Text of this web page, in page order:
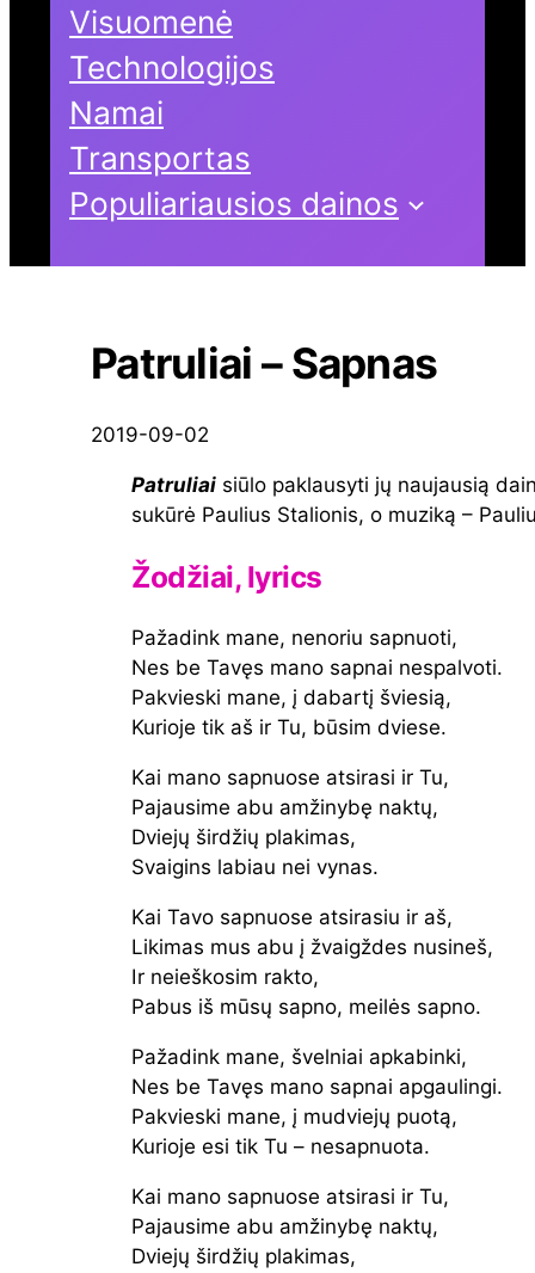
Visuomenė
Technologijos
Namai
Transportas
Populiariausios dainos
Patruliai – Sapnas
2019-09-02
Patruliai siūlo paklausyti jų naujausią
sukūrė Paulius Stalionis, o muziką –
Žodžiai, lyrics
Pažadink mane, nenoriu sapnuoti,
Nes be Tavęs mano sapnai nespalvoti.
Pakvieski mane, į dabartį šviesią,
Kurioje tik aš ir Tu, būsim dviese.
Kai mano sapnuose atsirasi ir Tu,
Pajausime abu amžinybę naktų,
Dviejų širdžių plakimas,
Svaigins labiau nei vynas.
Kai Tavo sapnuose atsirasiu ir aš,
Likimas mus abu į žvaigždes nusineš,
Ir neieškosim rakto,
Pabus iš mūsų sapno, meilės sapno.
Pažadink mane, švelniai apkabinki,
Nes be Tavęs mano sapnai apgaulingi.
Pakvieski mane, į mudviejų puotą,
Kurioje esi tik Tu – nesapnuota.
Kai mano sapnuose atsirasi ir Tu,
Pajausime abu amžinybę naktų,
Dviejų širdžių plakimas,